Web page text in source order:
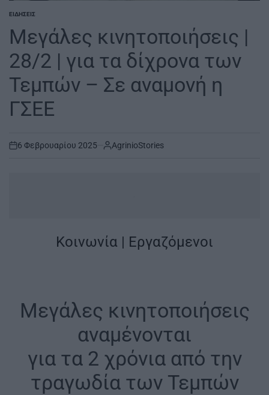
POSTED
ΕΙΔΉΣΕΙΣ
Μεγάλες κινητοποιήσεις |
28/2 | για τα δίχρονα των
Τεμπών – Σε αναμονή η
ΓΣΕΕ
on
6 Φεβρουαρίου 2025 AgrinioStories
Κοινωνία | Εργαζόμενοι
Μεγάλες κινητοποιήσεις
αναμένονται
για τα 2 χρόνια από την
τραγωδία των Τεμπών